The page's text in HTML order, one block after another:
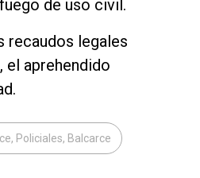
de uso civil.
recaudos legales
el aprehendido
Policiales, Balcarce